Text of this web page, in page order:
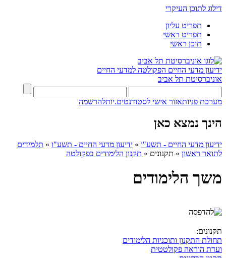
דילוג לתוכן העיקרי
תפריט עליון
תפריט ראשי
תוכן ראשי
ידיעון מדעי החיים הפקולטה למדעי החיים
אוניברסיטת תל אביב
מערכת פניותאזור אישי לסטודנטים.יותלהרשמה
הינך נמצא כאן
ידיעון מדעי החיים - תשע"ו » ידיעון מדעי החיים - תשע"ו » תלמידים
לתואר ראשון » תקנונים » תקנון הלימודים בפקולטה
משך הלימודים
תקנונים:
תחולת התקנון ותוכניות הלימודים
ועדת הוראה פקולטטית